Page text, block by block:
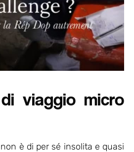
viaggio micro
è di per sé insolita e quasi